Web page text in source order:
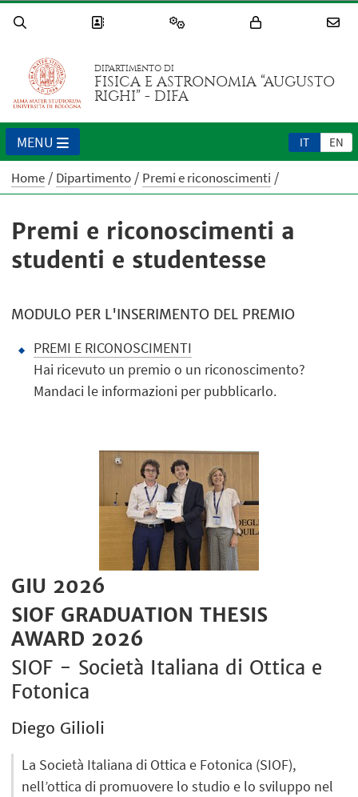
DIPARTIMENTO DI
FISICA E ASTRONOMIA “AUGUSTO
RIGHI” - DIFA
IT EN
MENU
Home Dipartimento Premi e riconoscimenti
Premi e riconoscimenti a
studenti e studentesse
MODULO PER L'INSERIMENTO DEL PREMIO
PREMI E RICONOSCIMENTI
Hai ricevuto un premio o un riconoscimento?
Mandaci le informazioni per pubblicarlo.
GIU 2026
SIOF GRADUATION THESIS
AWARD 2026
SIOF - Società Italiana di Ottica e
Fotonica
Diego Gilioli
La Società Italiana di Ottica e Fotonica (SIOF),
nell’ottica di promuovere lo studio e lo sviluppo nel